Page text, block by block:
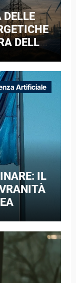
DELLE
DELLA
DELLA
Artificiale
IL